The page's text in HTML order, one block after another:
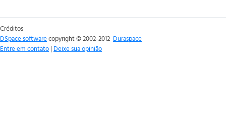
Créditos
DSpace softwarecopyright © 2002-2012 Duraspace
Entre em contato | Deixe sua opinião